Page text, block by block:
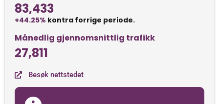
83,433
+44.25% kontra forrige periode.
Månedlig gjennomsnittlig trafikk
27,811
Besøk nettstedet